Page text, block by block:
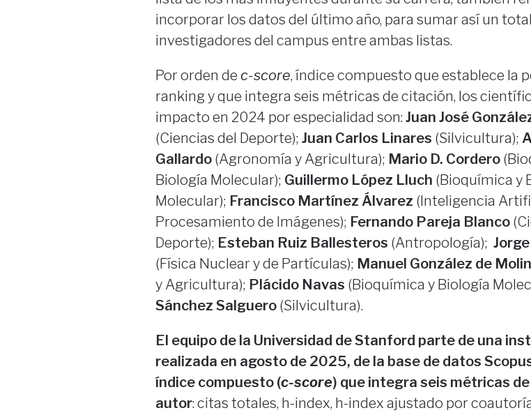
incorporar los datos del último año, para sumar así un
investigadores del campus entre ambas listas.
Por orden de c-score, índice compuesto que establece la
ranking y que integra seis métricas de citación, los
impacto en 2024 por especialidad son: Juan José
(Ciencias del Deporte); Juan Carlos Linares (Silvicultura);
Gallardo (Agronomía y Agricultura); Mario D. Cordero
Biología Molecular); Guillermo López Lluch (Bioquímica y
Molecular); Francisco Martínez Álvarez (Inteligencia
Procesamiento de Imágenes); Fernando Pareja Blanco
Deporte); Esteban Ruiz Ballesteros (Antropología);
(Física Nuclear y de Partículas); Manuel González de
y Agricultura); Plácido Navas (Bioquímica y Biología
Sánchez Salguero(Silvicultura).
El equipo de la Universidad de Stanford parte de una
realizada en agosto de 2025, de la base de datos
índice compuesto (c-score) que integra seis métricas
autor: citas totales, h-index, h-index ajustado por